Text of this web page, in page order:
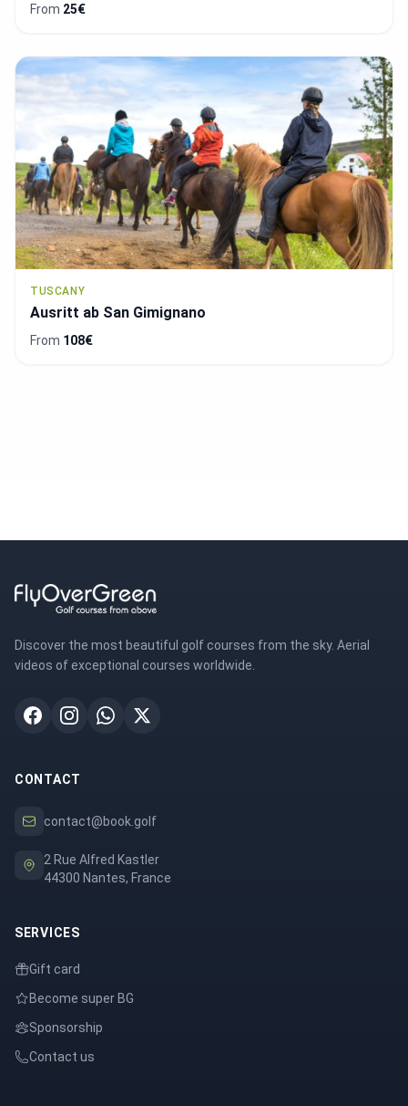
From 25€
TUSCANY
Ausritt ab San Gimignano
From 108€
Discover the most beautiful golf courses from the sky. Aerial
videos of exceptional courses worldwide.
CONTACT
contact@book.golf
2 Rue Alfred Kastler
44300 Nantes, France
SERVICES
Gift card
Become super BG
Sponsorship
Contact us